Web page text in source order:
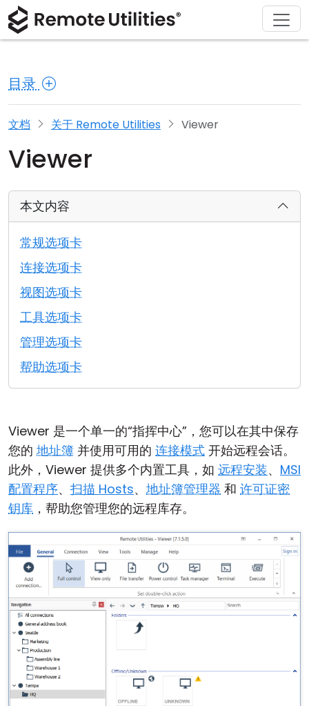
目录
文档 关于 Remote Utilities Viewer
Viewer
本文内容
常规选项卡
连接选项卡
视图选项卡
工具选项卡
管理选项卡
帮助选项卡
Viewer 是一个单一的“指挥中心”，您可以在其中保存
您的 地址簿 并使用可用的 连接模式 开始远程会话。
此外，Viewer 提供多个内置工具，如 远程安装、 MSI
配置程序、 扫描 Hosts、 地址簿管理器 和 许可证密
钥库 ，帮助您管理您的远程库存。
产品
安全性
截图
发行说明
连接模式
无人值守访问
Active Directory 支持
MSI 配置
云和本地
解决方案
制造业与零售
医疗保健
教育与政府
信息技术
下载
macOS
Linux
iOS/Android
购买
许可证助手
升级您的许可证
支持
文档
知识库
关于
新闻发布室
撰写评论